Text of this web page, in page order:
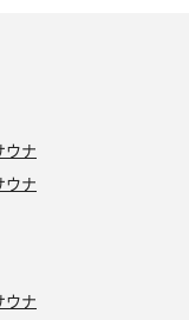
おー。ぷちぷち
ウナ
ウナ
ウナ